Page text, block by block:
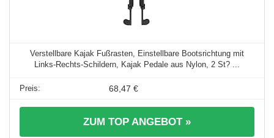
Verstellbare Kajak Fußrasten, Einstellbare Bootsrichtung mit
Links-Rechts-Schildern, Kajak Pedale aus Nylon, 2 St? ...
68,47 €
ZUM TOP ANGEBOT »